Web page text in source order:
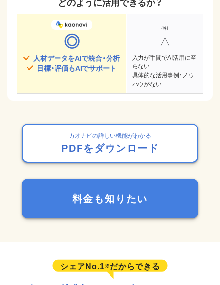
◎
人材データをAIで統合・分析
目標・評価もAIでサポート
△
入力が手間でAI活用に至
らない
具体的な活用事例・ノウ
ハウがない
カオナビの詳しい機能がわかる
PDFをダウンロード
料金も知りたい
シェアNo.1※ だからできる